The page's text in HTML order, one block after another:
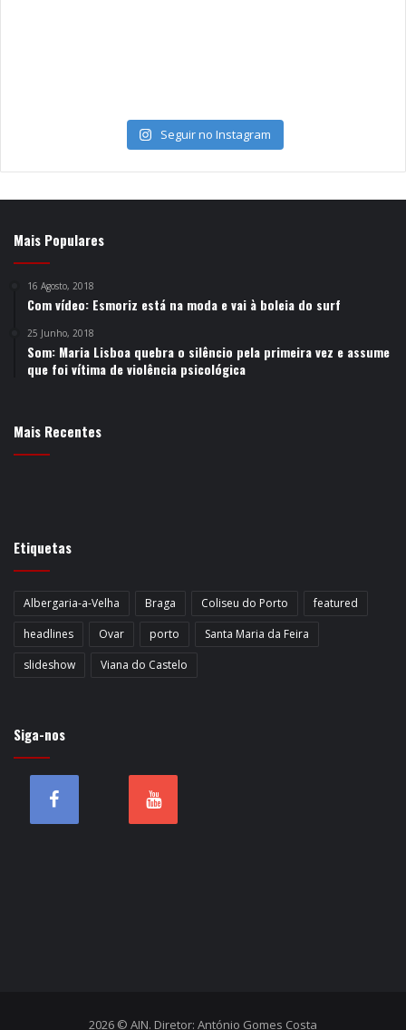
Seguir no Instagram
Mais Populares
16 Agosto, 2018
Com vídeo: Esmoriz está na moda e vai à boleia do surf
25 Junho, 2018
Som: Maria Lisboa quebra o silêncio pela primeira vez e assume
que foi vítima de violência psicológica
Mais Recentes
Etiquetas
Albergaria-a-Velha Braga Coliseu do Porto
featured
headlines
Ovar porto
Santa Maria da Feira
slideshow
Viana do Castelo
Siga-nos
2026 © AIN. Diretor: António Gomes Costa